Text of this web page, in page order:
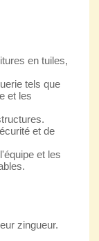
en tuiles,
tels que
et les
et de
et les
zingueur.